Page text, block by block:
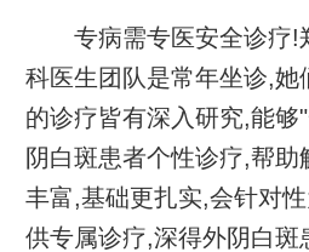
专病需专医安全诊疗!
科医生团队是常年坐诊,她
的诊疗皆有深入研究,能够
阴白斑患者个性诊疗,帮
丰富,基础更扎实,会针对
供专属诊疗,深得外阴白斑